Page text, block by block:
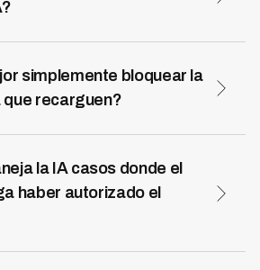
del 73%, el margen neto es
humana genera pérdidas.
simplemente bloquear la
que recarguen?
70% de clientes que
la IA casos donde el
haber autorizado el